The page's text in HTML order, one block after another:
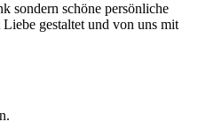
sondern schöne persönliche
gestaltet und von uns mit